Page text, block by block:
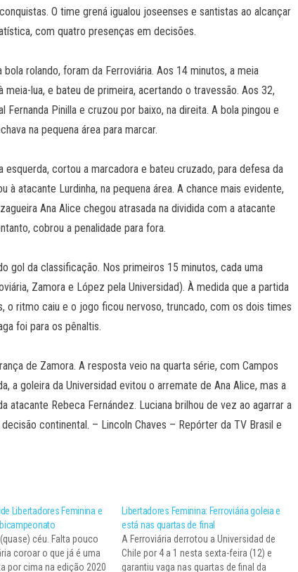
O time grená igualou joseenses e santistas ao alcançar
com quatro presenças em decisões.
rolando, foram da Ferroviária. Aos 14 minutos, a meia
lua, e bateu de primeira, acertando o travessão. Aos 32,
Pinilla e cruzou por baixo, na direita. A bola pingou e
na pequena área para marcar.
esquerda, cortou a marcadora e bateu cruzado, para defesa da
atacante Lurdinha, na pequena área. A chance mais evidente,
Ana Alice chegou atrasada na dividida com a atacante
cobrou a penalidade para fora.
gol da classificação. Nos primeiros 15 minutos, cada uma
Zamora e López pela Universidad). À medida que a partida
o ritmo caiu e o jogo ficou nervoso, truncado, com os dois times
foi para os pênaltis.
de Zamora. A resposta veio na quarta série, com Campos
a goleira da Universidad evitou o arremate de Ana Alice, mas a
atacante Rebeca Fernández. Luciana brilhou de vez ao agarrar a
continental. – Lincoln Chaves – Repórter da TV Brasil e
Libertadores Feminina e
céu. Falta pouco
coroar o que já é uma
por cima na edição 2020
Libertadores Feminina: Ferroviária goleia e
está nas quartas de final
A Ferroviária derrotou a Universidad de
Chile por 4 a 1 nesta sexta-feira (12) e
garantiu vaga nas quartas de final da